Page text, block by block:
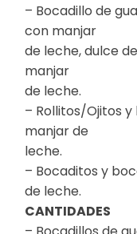
– Bocadillo de
con manjar
de leche, dulce
manjar
de leche.
– Rollitos/Ojitos
manjar de
leche.
– Bocaditos y
de leche.
CANTIDADES